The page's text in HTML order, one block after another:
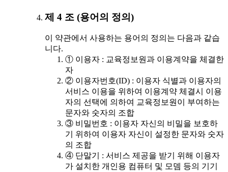
제 4 조 (용어의 정의)
이 약관에서 사용하는 용어의 정의는 다음과 같습
니다.
① 이용자 : 교육정보원과 이용계약을 체결한
자
② 이용자번호(ID) : 이용자 식별과 이용자의
서비스 이용을 위하여 이용계약 체결시 이용
자의 선택에 의하여 교육정보원이 부여하는
문자와 숫자의 조합
③ 비밀번호 : 이용자 자신의 비밀을 보호하
기 위하여 이용자 자신이 설정한 문자와 숫자
의 조합
④ 단말기 : 서비스 제공을 받기 위해 이용자
가 설치한 개인용 컴퓨터 및 모뎀 등의 기기